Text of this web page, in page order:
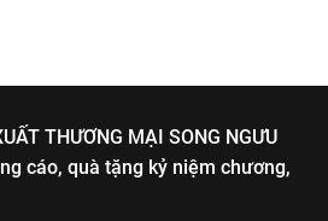
THƯƠNG MẠI SONG NGƯU
cáo, quà tặng kỷ niệm chương,